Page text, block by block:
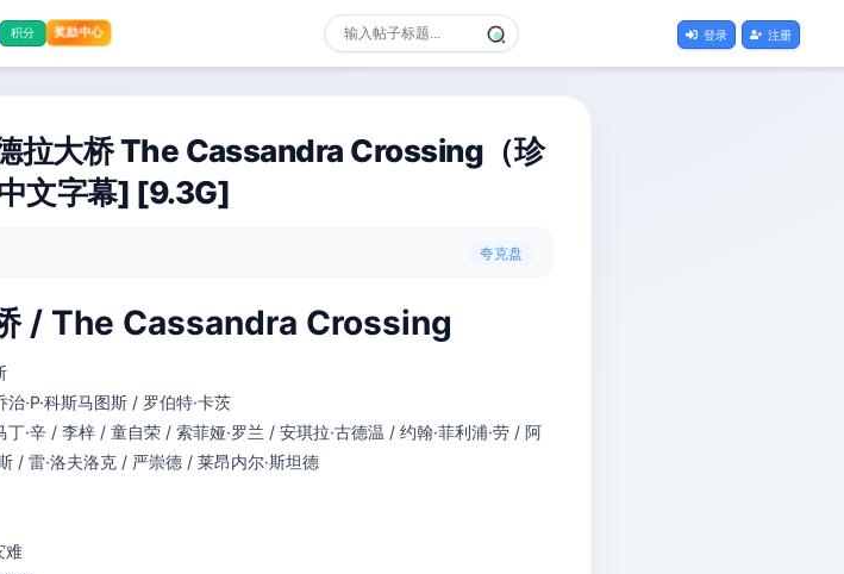
积分 奖励中心 登录 注册
拉大桥 The Cassandra Crossing（珍
文字幕] [9.3G]
夸克盘
/ The Cassandra Crossing
·P·科斯马图斯 / 罗伯特·卡茨
丁·辛 / 李梓 / 童自荣 / 索菲娅·罗兰 / 安琪拉·古德温 / 约翰·菲利浦·劳 / 阿
/ 雷·洛夫洛克 / 严崇德 / 莱昂内尔·斯坦德
难